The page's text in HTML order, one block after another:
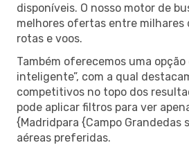
disponíveis. O nosso motor de
melhores ofertas entre milhares
rotas e voos.
Também oferecemos uma opção
inteligente”, com a qual
competitivos no topo dos
pode aplicar filtros para ver
{Madridpara {Campo Grandedas
aéreas preferidas.